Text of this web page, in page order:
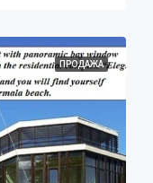
ПРОДАЖА